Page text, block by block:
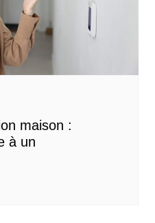
maison :
à un